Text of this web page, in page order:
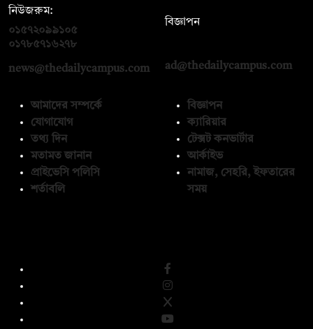
নিউজরুম:
০১৫৭২০৯৯১০৫
০১৭৮৫৭১৬২৭৮
news@thedailycampus.com
বিজ্ঞাপন
ad@thedailycampus.com
আমাদের সম্পর্কে
যোগাযোগ
তথ্য দিন
মতামত জানান
প্রাইভেসি পলিসি
শর্তাবলি
বিজ্ঞাপন
ক্যারিয়ার
টেক্সট কনভার্টার
আর্কাইভ
নামাজ, সেহরি, ইফতারের
সময়